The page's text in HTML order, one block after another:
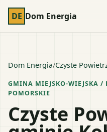
DE Dom Energia
Dom Energia/Czyste
GMINA MIEJSKO-WIEJSKA /
POMORSKIE
Czyste